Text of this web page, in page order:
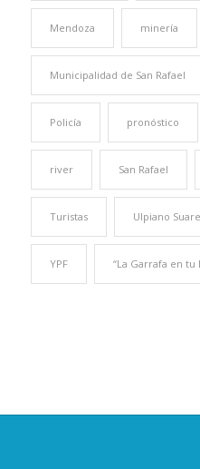
Mendoza minería
Municipalidad de San Rafael
Policía pronóstico
river San Rafael
Turistas Ulpiano
YPF “La Garrafa en tu